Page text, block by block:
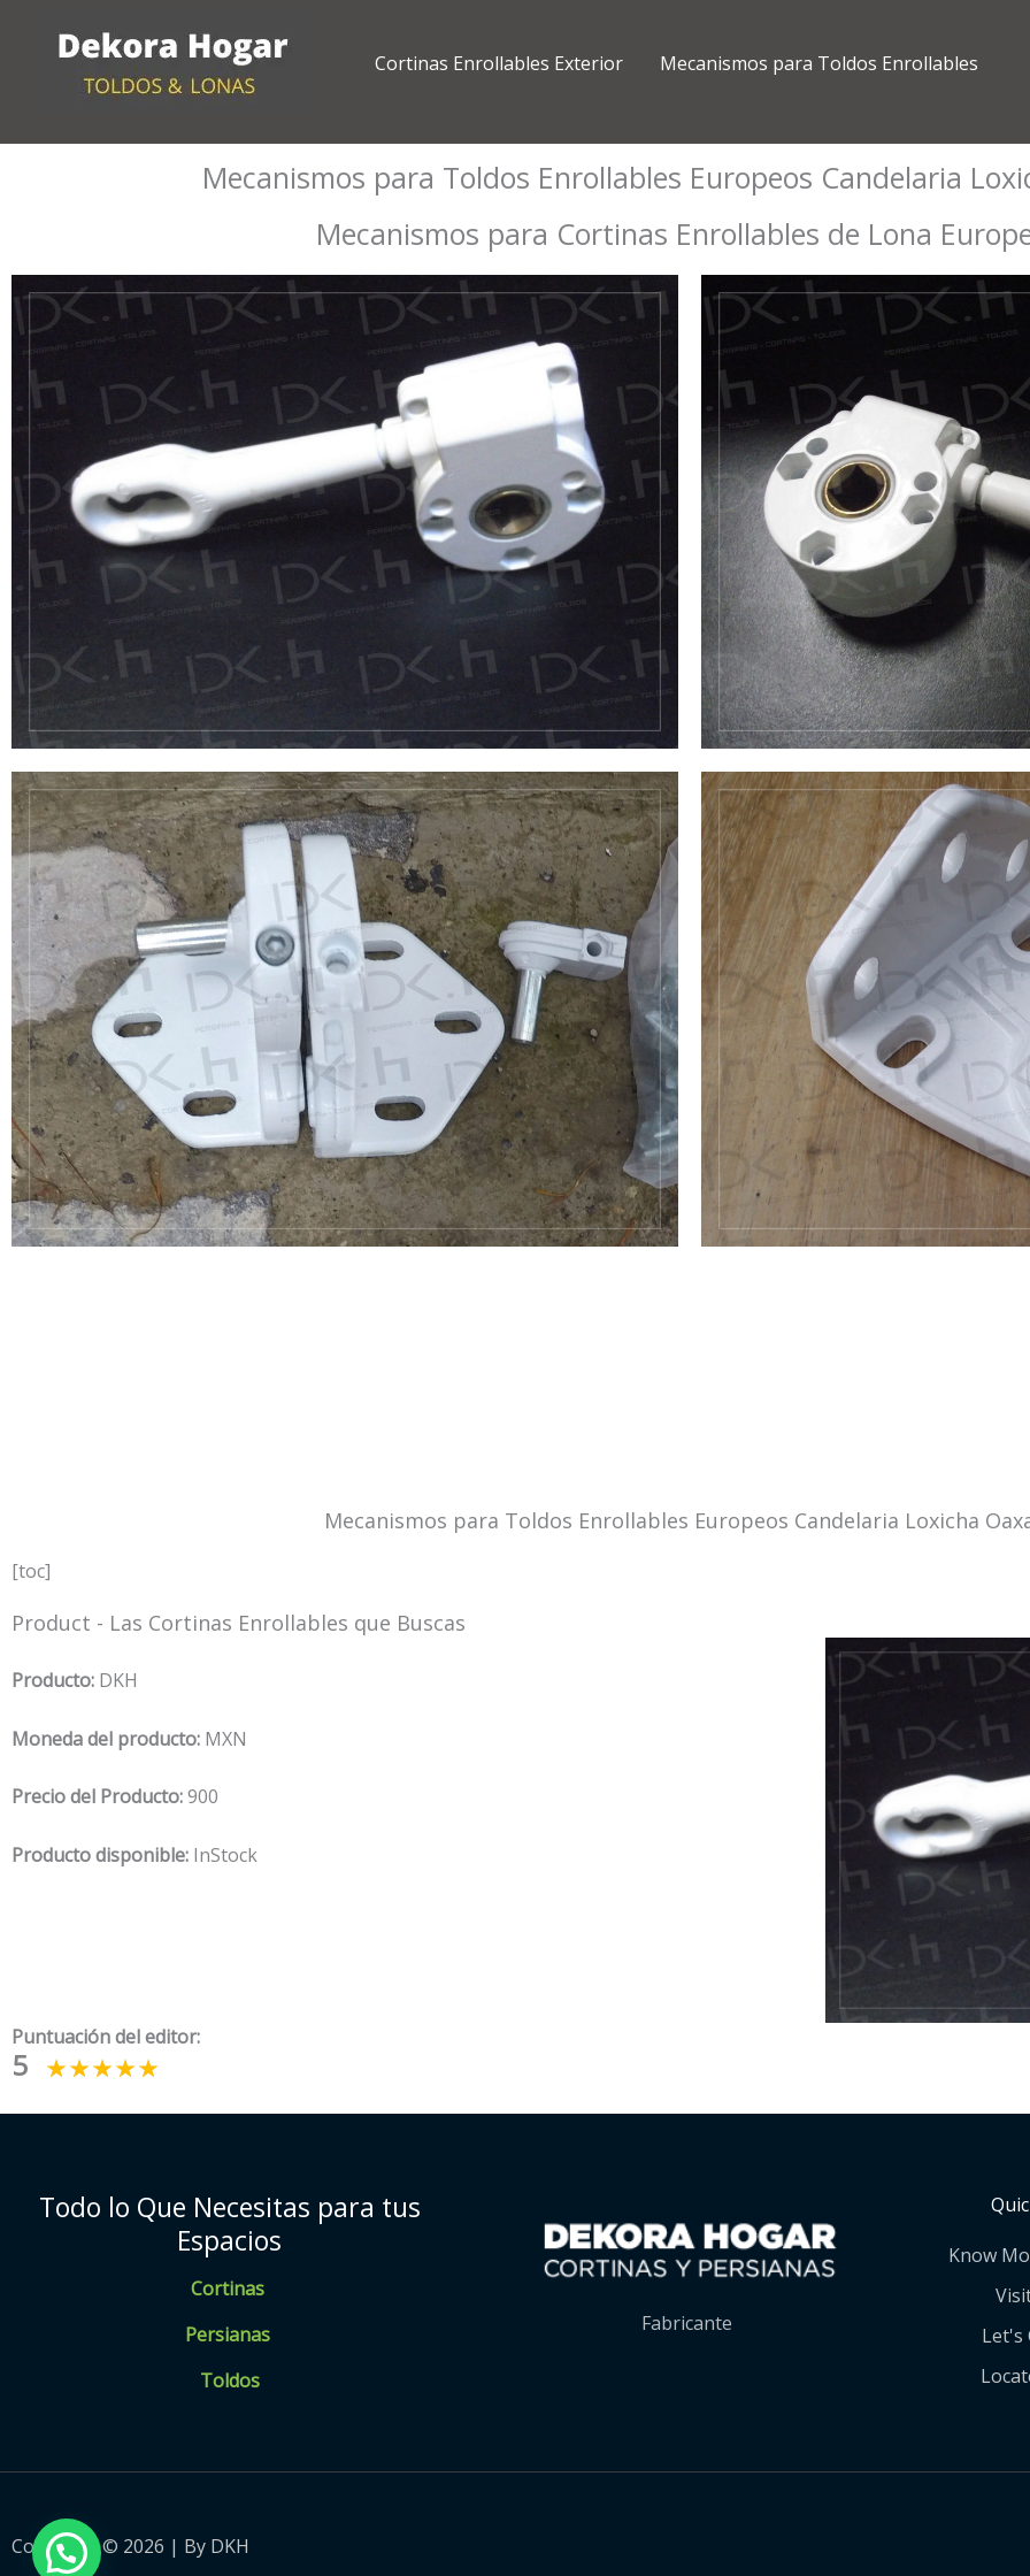
Cortinas Enrollables Exterior Mecanismos para Toldos Enrollables
Mecanismos para Toldos Enrollables Europeos Candelaria
Mecanismos para Cortinas Enrollables de Lona
Mecanismos para Toldos Enrollables Europeos Candelaria Loxicha
[toc]
Product - Las Cortinas Enrollables que Buscas
Producto: DKH
Moneda del producto: MXN
Precio del Producto:900
Producto disponible: InStock
Puntuación del editor:
5
Todo lo Que Necesitas para tus
Espacios
Cortinas
Persianas
Toldos
Fabricante
Know
Let's
Copyright © 2026 | By DKH
💬 ¿ Necesitas Ayuda ?